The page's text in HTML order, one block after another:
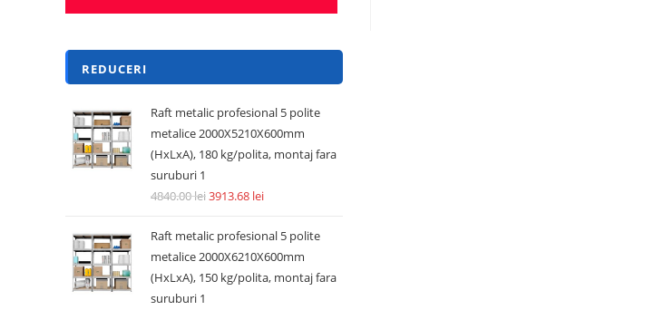
REDUCERI
Raft metalic profesional 5 polite
metalice 2000X5210X600mm
(HxLxA), 180 kg/polita, montaj fara
suruburi 1
4840.00lei3913.68 lei
Raft metalic profesional 5 polite
metalice 2000X6210X600mm
(HxLxA), 150 kg/polita, montaj fara
suruburi 1